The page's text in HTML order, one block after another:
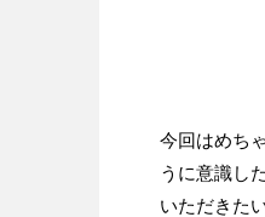
今回はめち
うに意識し
いただきた